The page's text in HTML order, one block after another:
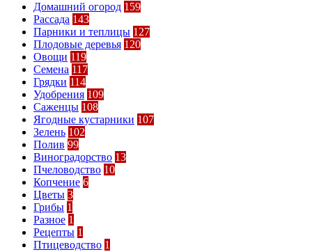
Домашний огород 159
Рассада 143
Парники и теплицы 127
Плодовые деревья 120
Овощи 119
Семена 117
Грядки 114
Удобрения 109
Саженцы 108
Ягодные кустарники 107
Зелень 102
Полив 99
Виноградорство 13
Пчеловодство 10
Копчение 6
Цветы 3
Грибы 1
Разное 1
Рецепты 1
Птицеводство 1